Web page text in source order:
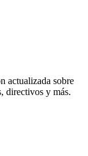
actualizada sobre
directivos y más.